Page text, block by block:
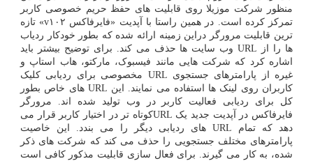
منظور شرکت موزیلا روی قابلیت های حفظ حریم خصوصی کاربر
تمرکز کرده است. در همین راستا با آپدیت «فایرفاکس v۱۰۲» تازه
ترین قابلیت مرورگر دراین زمینه ارائه شده که بطور خودکار ردیاب
ها را از URL وب سایت ها حذف می کند. برای توضیح بیشتر باید
اشاره کرد که شرکت هایی مانند فیسبوک، مارکتو، هاب استاپ و
غیره از پارامترهای جستجوی URL مخصوصی برای ردیابی کلیک
کاربران روی لینک ها استفاده می نمایند. این URL های خاص بطور
کل برای ردیابی فعالیت کاربر در وب تولید شده اند. مرورگر
فایرفاکس در آپدیت جدید یک URLکوتاه تر در اختیار کاربر قرار می
دهد که تمام URL های ردیابی دیگر را می بندد. این خاصیت
پارامترهای مختلف جستجویی را حذف می کند که شرکت های ذکر
شده، به کار می گیرند. برای فعال سازی قابلیت مذکور کافی است